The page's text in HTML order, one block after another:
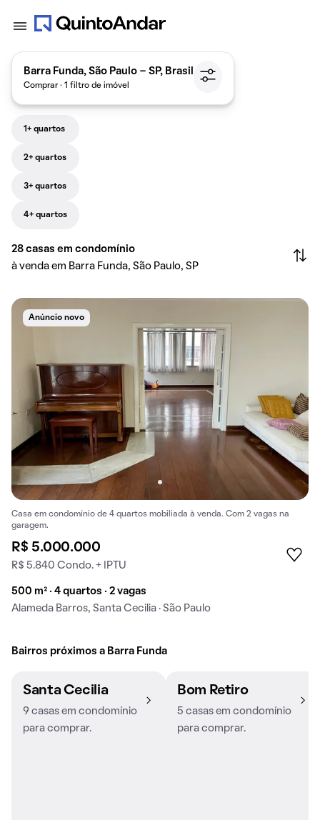
Barra Funda, São Paulo - SP, Brasil
Comprar · 1 filtro de imóvel
1+ quartos
2+ quartos
3+ quartos
4+ quartos
28 casas em condomínio
à venda em Barra Funda, São Paulo, SP
Anúncio novo
Casa em condomínio de 4 quartos mobiliada à venda. Com 2 vagas na
garagem.
R$ 5.000.000
R$ 5.840 Condo. + IPTU
500 m² · 4 quartos · 2 vagas
Alameda Barros, Santa Cecilia · São Paulo
Bairros próximos a Barra Funda
Santa Cecilia
9 casas em condomínio
para comprar.
Bom Retiro
5 casas em condomínio
para comprar.